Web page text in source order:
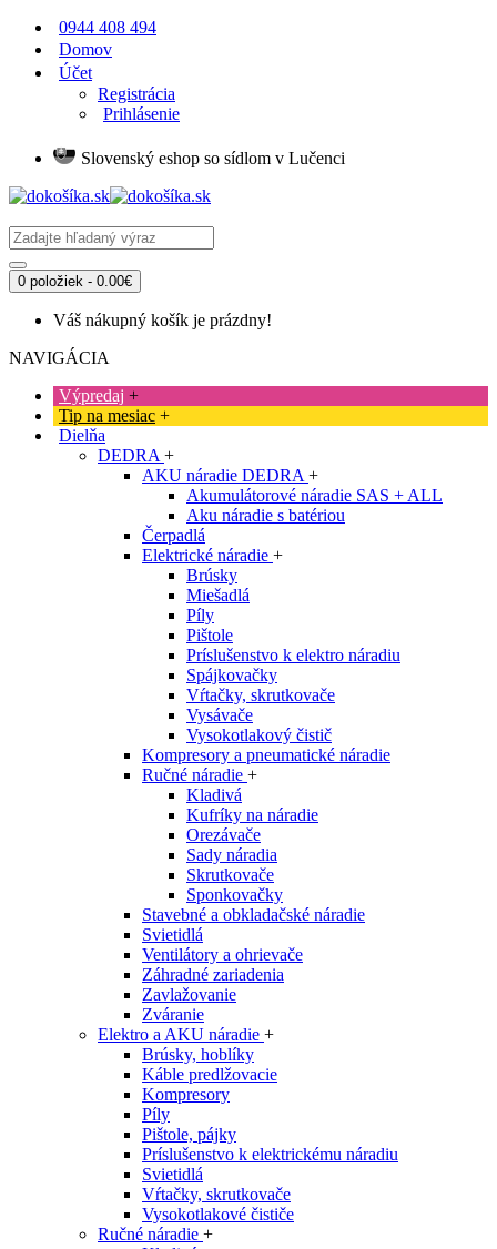
0944 408 494
Domov
Účet
Registrácia
Prihlásenie
Slovenský eshop so sídlom v Lučenci
0 položiek - 0.00€
Váš nákupný košík je prázdny!
NAVIGÁCIA
Výpredaj +
Tip na mesiac +
Dielňa
DEDRA +
AKU náradie DEDRA +
Akumulátorové náradie SAS + ALL
Aku náradie s batériou
Čerpadlá
Elektrické náradie +
Brúsky
Miešadlá
Píly
Pištole
Príslušenstvo k elektro náradiu
Spájkovačky
Vŕtačky, skrutkovače
Vysávače
Vysokotlakový čistič
Kompresory a pneumatické náradie
Ručné náradie +
Kladivá
Kufríky na náradie
Orezávače
Sady náradia
Skrutkovače
Sponkovačky
Stavebné a obkladačské náradie
Svietidlá
Ventilátory a ohrievače
Záhradné zariadenia
Zavlažovanie
Zváranie
Elektro a AKU náradie +
Brúsky, hoblíky
Káble predlžovacie
Kompresory
Píly
Pištole, pájky
Príslušenstvo k elektrickému náradiu
Svietidlá
Vŕtačky, skrutkovače
Vysokotlakové čističe
Ručné náradie +